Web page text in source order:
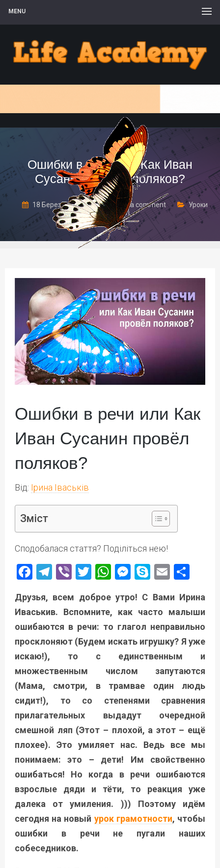
MENU
Ошибки в речи или Как Иван
Сусанин провёл поляков?
18 Березня, 2017 Leave a comment
Уроки
грамотності
Ошибки в речи или Как
Иван Сусанин провёл
поляков?
Від: Ірина Іваськів
Зміст
Сподобалася стаття? Поділіться нею!
Facebook
Telegram
ViberTwitter
WhatsApp
Messenger
Skype
Email
Друзья, всем доброе утро! С Вами Ирина
Иваськив. Вспомните, как часто малыши
ошибаются в речи: то глагол неправильно
просклоняют (Будем искать игрушку? Я уже
искаю!), то с единственным и
множественным числом запутаются
(Мама, смотри, в трамвае один людь
сидит!), то со степенями сравнения
прилагательных выдадут очередной
смешной ляп (Этот – плохой, а этот – ещё
плохее). Это умиляет нас. Ведь все мы
понимаем: это – дети! Им свойственно
ошибаться! Но когда в речи ошибаются
взрослые дяди и тёти, то реакция уже
далека от умиления. ))) Поэтому идём
сегодня на новый урок грамотности, чтобы
ошибки в речи не пугали наших
собеседников.